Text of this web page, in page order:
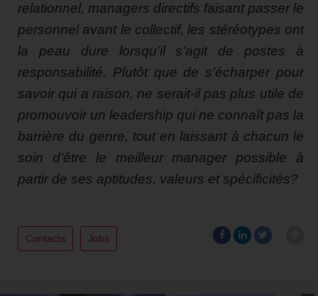
relationnel, managers directifs faisant passer le
personnel avant le collectif, les stéréotypes ont
la peau dure lorsqu’il s’agit de postes à
responsabilité. Plutôt que de s’écharper pour
savoir qui a raison, ne serait-il pas plus utile de
promouvoir un leadership qui ne connaît pas la
barrière du genre, tout en laissant à chacun le
soin d’être le meilleur manager possible à
partir de ses aptitudes, valeurs et spécificités?
Contacts Jobs